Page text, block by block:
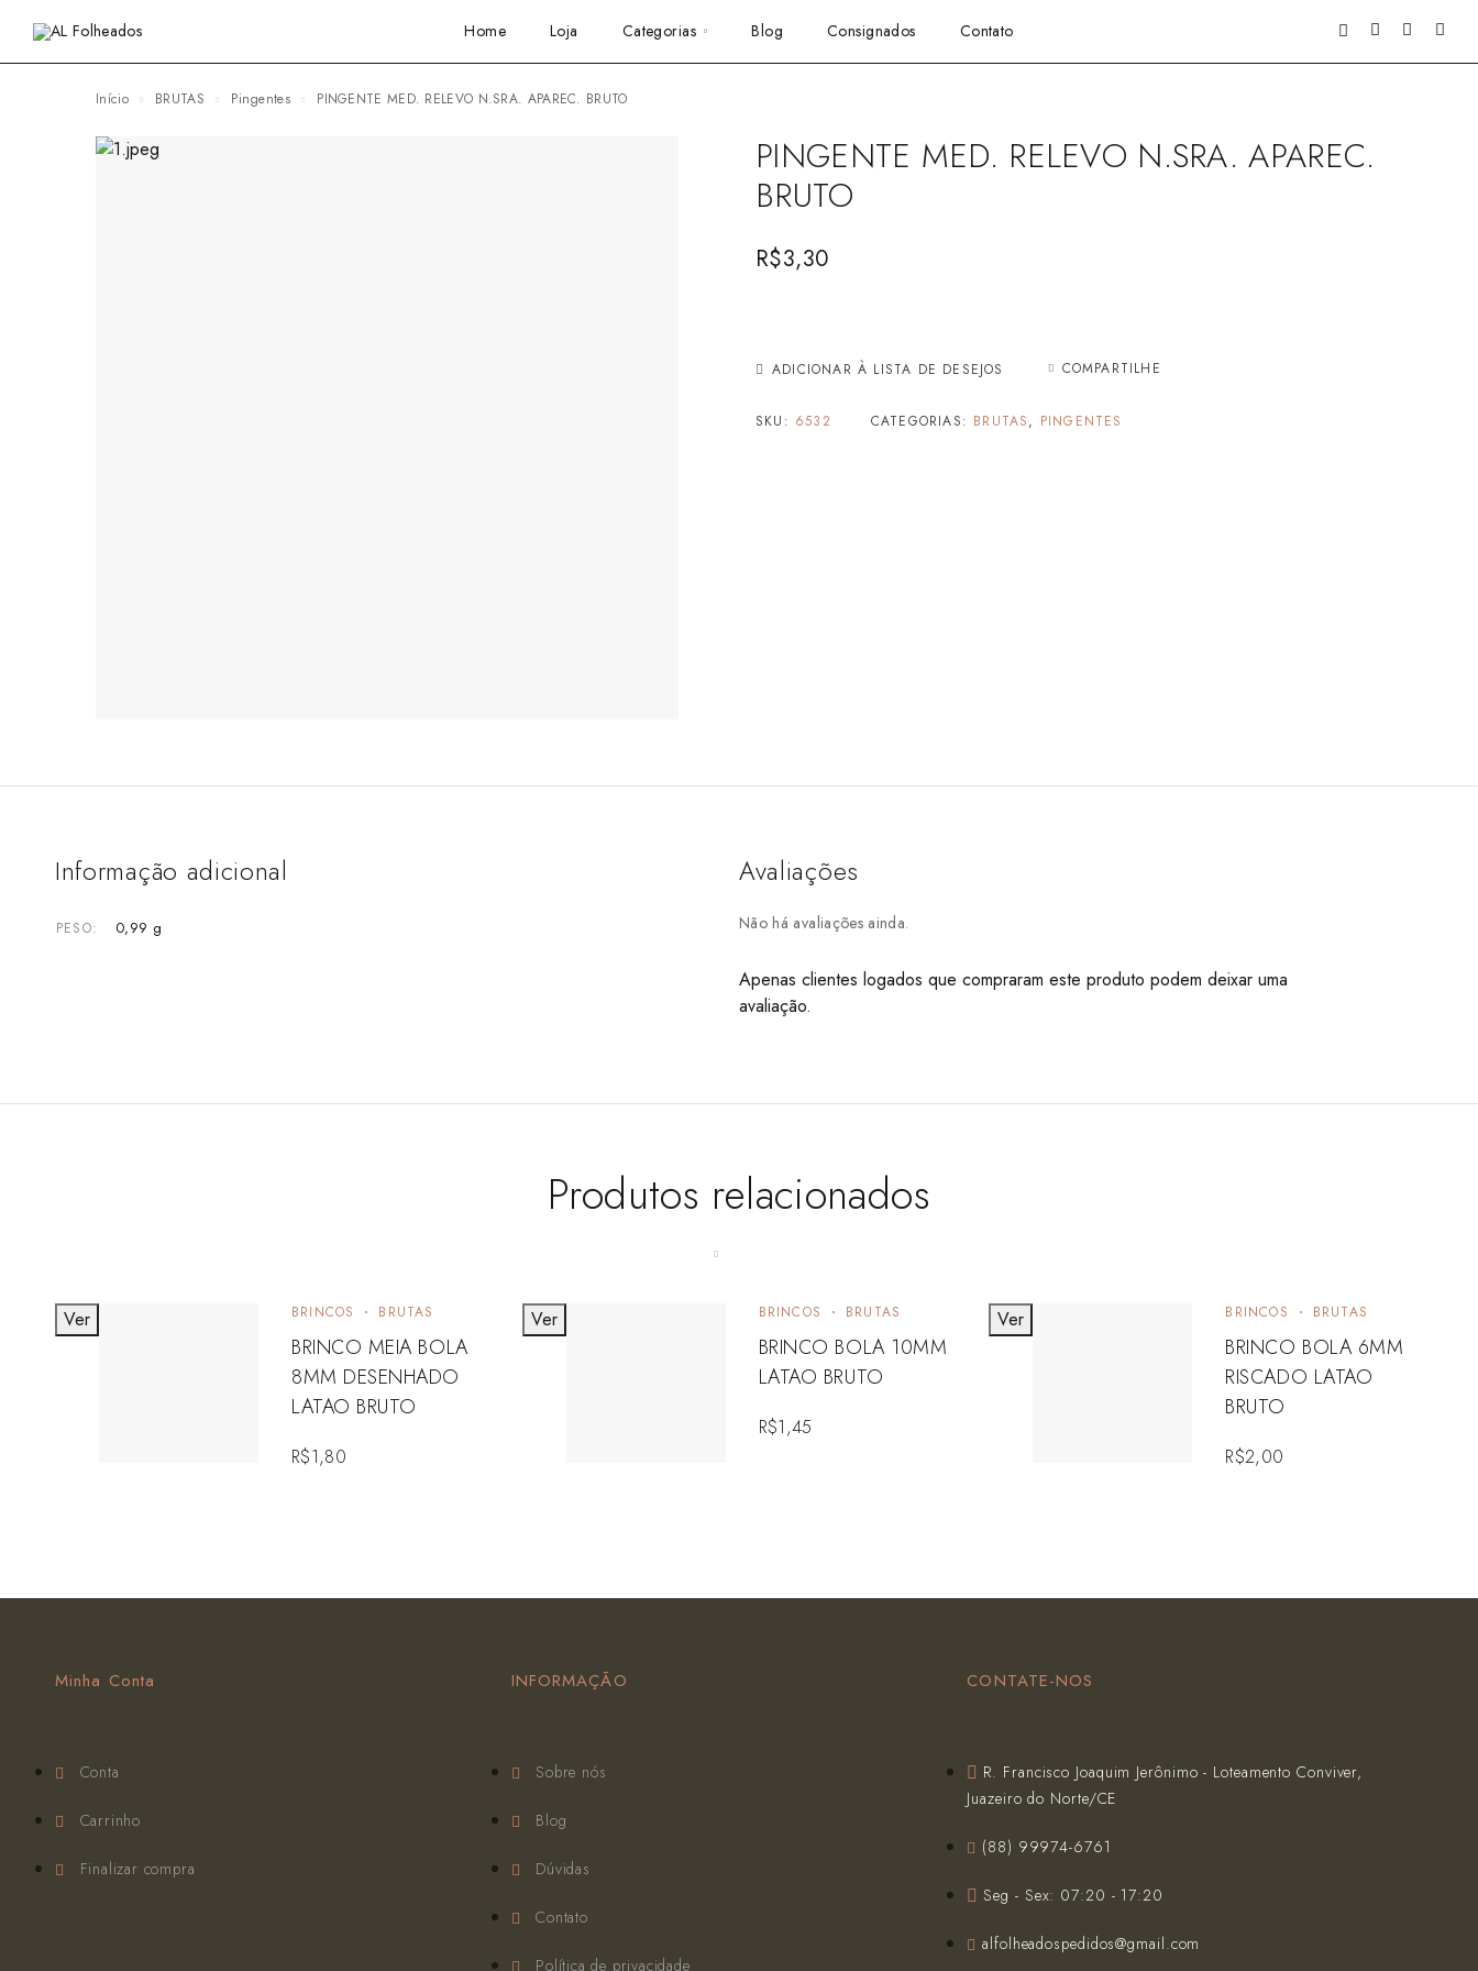
Home Loja Categorias Blog Consignados Contato
Início BRUTAS Pingentes PINGENTE MED. RELEVO N.SRA. APAREC. BRUTO
PINGENTE MED. RELEVO N.SRA. APAREC.
BRUTO
R$3,30
ADICIONAR À LISTA DE DESEJOS COMPARTILHE
SKU: 6532 CATEGORIAS: BRUTAS, PINGENTES
Informação adicional
PESO 0,99 g
Avaliações
Não há avaliações ainda.
Apenas clientes logados que compraram este produto podem deixar uma
avaliação.
Produtos relacionados
BRINCOS BRUTAS
BRINCO MEIA BOLA
8MM DESENHADO
LATAO BRUTO
R$1,80
Ver BRINCOS BRUTAS
BRINCO BOLA 10MM
LATAO BRUTO
R$1,45
Ver BRINCOS BRUTAS
BRINCO BOLA 6MM
RISCADO LATAO
BRUTO
R$2,00
Ver
Minha Conta
Conta
Carrinho
Finalizar compra
INFORMAÇÃO
Sobre nós
Blog
Dúvidas
Contato
Política de privacidade
CONTATE-NOS
R. Francisco Joaquim Jerônimo - Loteamento Conviver,
Juazeiro do Norte/CE
(‪88) 99974-6761‬
Seg - Sex: 07:20 - 17:20
alfolheadospedidos@gmail.com